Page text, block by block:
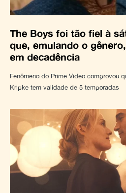
The Boys foi tão fiel à
que, emulando o
em decadência
Fenômeno do Prime Video comprovou
Kripke tem validade de 5 temporadas